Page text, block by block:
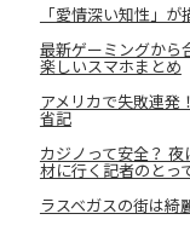
「愛情深い知性」
最新ゲーミングから
楽しいスマホまとめ
アメリカで失敗連発
省記
カジノって安全？
材に行く記者のとっ
ラスベガスの街は